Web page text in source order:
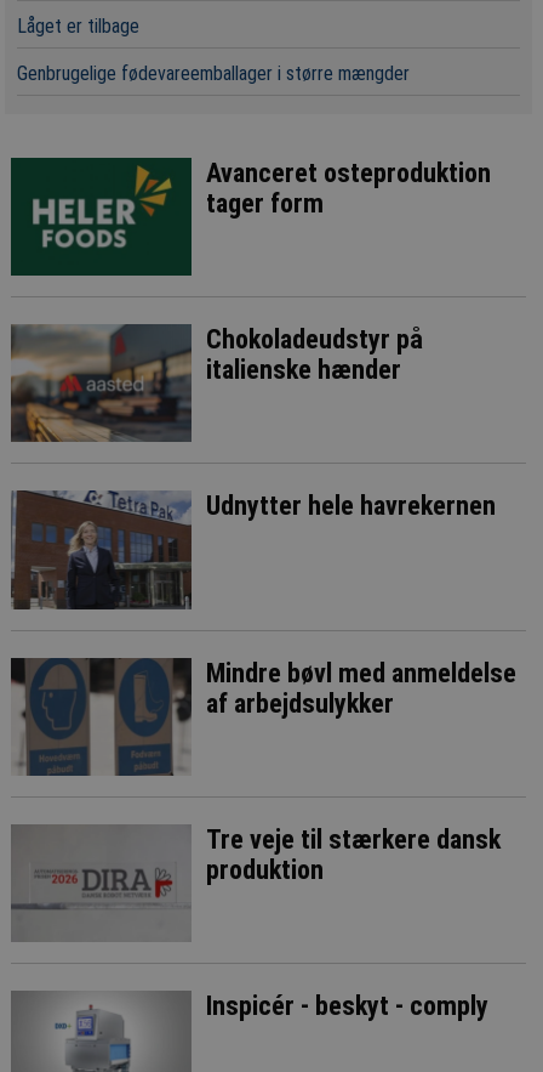
Låget er tilbage
Genbrugelige fødevareemballager i større mængder
Avanceret osteproduktion
tager form
Chokoladeudstyr på
italienske hænder
Udnytter hele havrekernen
Mindre bøvl med anmeldelse
af arbejdsulykker
Tre veje til stærkere dansk
produktion
Inspicér - beskyt - comply